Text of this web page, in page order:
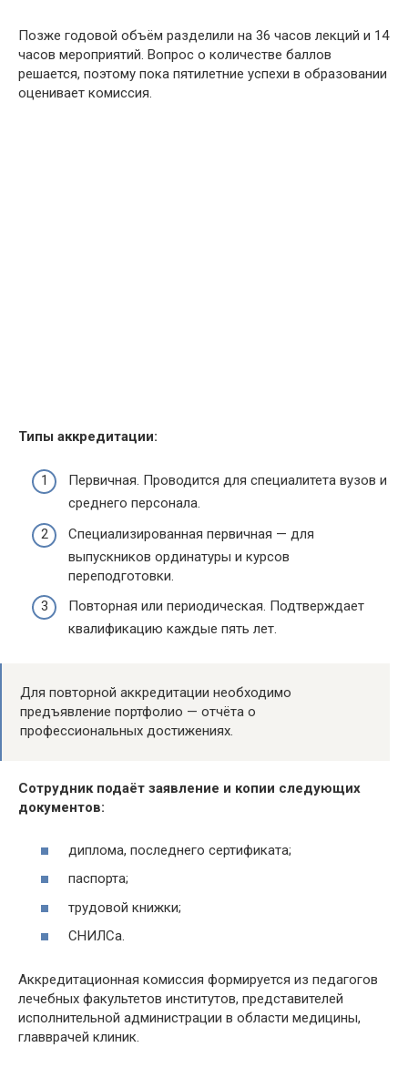
Позже годовой объём разделили на 36 часов лекций и 14
часов мероприятий. Вопрос о количестве баллов
решается, поэтому пока пятилетние успехи в образовании
оценивает комиссия.
Типы аккредитации:
Первичная. Проводится для специалитета вузов и
среднего персонала.
Специализированная первичная — для
выпускников ординатуры и курсов
переподготовки.
Повторная или периодическая. Подтверждает
квалификацию каждые пять лет.
Для повторной аккредитации необходимо
предъявление портфолио — отчёта о
профессиональных достижениях.
Сотрудник подаёт заявление и копии следующих
документов:
диплома, последнего сертификата;
паспорта;
трудовой книжки;
СНИЛСа.
Аккредитационная комиссия формируется из педагогов
лечебных факультетов институтов, представителей
исполнительной администрации в области медицины,
главврачей клиник.